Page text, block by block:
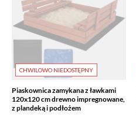
CHWILOWO NIEDOSTĘPNY
Piaskownica zamykana z ławkami
120x120 cm drewno impregnowane,
z plandeką i podłożem